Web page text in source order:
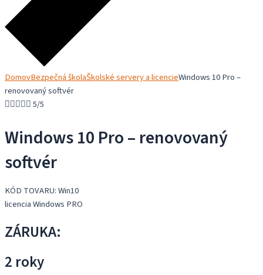
DomovBezpečná školaŠkolské servery a licencieWindows 10 Pro –
renovovaný softvér
5/5
Windows 10 Pro – renovovaný
softvér
KÓD TOVARU: Win10
licencia Windows PRO
ZÁRUKA:
2 roky